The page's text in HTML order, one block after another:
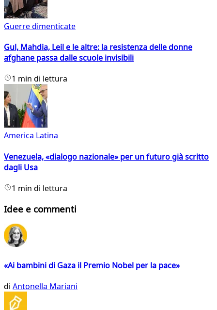
Guerre dimenticate
Gul, Mahdia, Leil e le altre: la resistenza delle donne
afghane passa dalle scuole invisibili
1 min di lettura
America Latina
Venezuela, «dialogo nazionale» per un futuro già scritto
dagli Usa
1 min di lettura
Idee e commenti
«Ai bambini di Gaza il Premio Nobel per la pace»
di Antonella Mariani